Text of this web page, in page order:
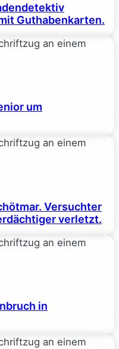
Guthabenkarten.
um
Versuchter
verletzt.
in